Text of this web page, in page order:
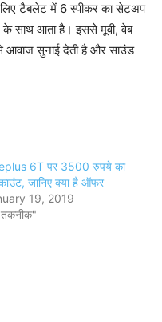
लिए टैबलेट में 6 स्पीकर का सेटअप
के साथ आता है। इससे मूवी, वेब
आवाज सुनाई देती है और साउंड
6T पर 3500 रुपये का
जानिए क्या है ऑफर
19, 2019